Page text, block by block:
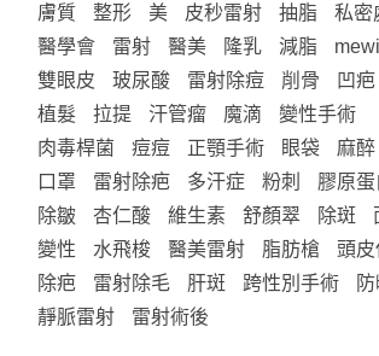
膚質 整形 美 皮秒雷射 抽脂
私密
醫學會
雷射 醫美 隆乳 減脂
雙眼皮
玻尿酸 雷射除痘 削骨
凹疤
植髮
拉提 汗管瘤 魔滴
變性手術
肉毒桿菌
痘痘 正顎手術 眼袋
麻醉
口罩
雷射除疤 多汗症 粉刺
膠原蛋
除皺
杏仁酸 維生素 舒顏翠 除斑
變性
水飛梭 醫美雷射 脂肪槍
頭
除疤
雷射除毛 肝斑 跨性別手術
靜脈雷射
雷射術後